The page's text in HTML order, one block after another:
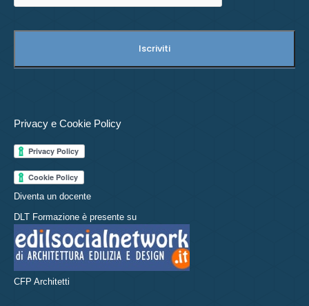
Privacy e Cookie Policy
Diventa un docente
DLT Formazione è presente su
CFP Architetti